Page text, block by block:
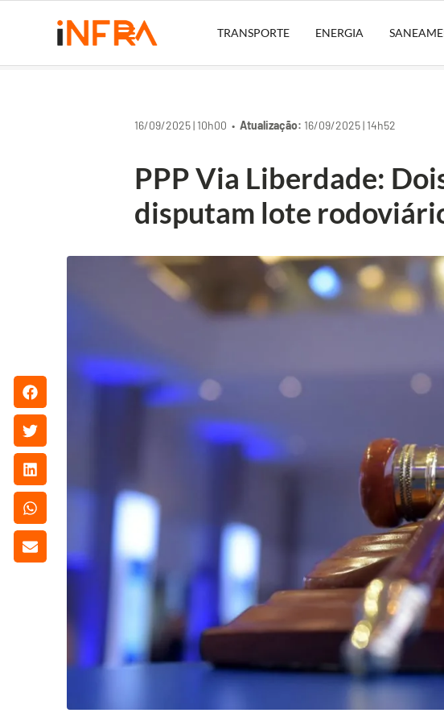
TRANSPORTE ENERGIA
16/09/2025 | 10h00 •Atualização: 16/09/2025 | 14h52
PPP Via Liberdade:
disputam lote